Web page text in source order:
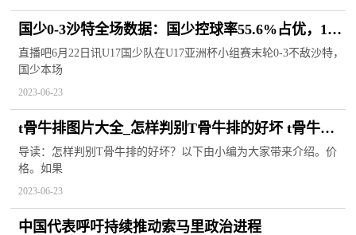
国少0-3沙特全场数据：国少控球率55.6%占优，10
次射门2次打正|焦点快看
直播吧6月22日讯U17国少队在U17亚洲杯小组赛末轮0-3不敌沙特，
国少本场
2023-06-23
t骨牛排图片大全_怎样判别T骨牛排的好坏 t骨牛排
怎样分辨真假|即时看
导读：怎样判别T骨牛排的好坏？以下由小编为大家带来介绍。价
格。如果
2023-06-23
中国代表呼吁持续推动索马里政治进程